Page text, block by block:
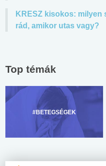
KRESZ kisokos:
rád, amikor utas vagy?
Top témák
#BETEGSÉGEK